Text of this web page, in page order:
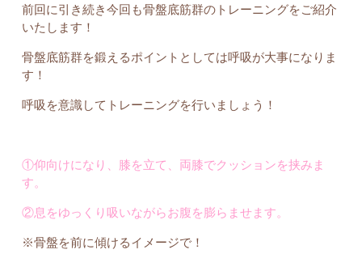
前回に引き続き今回も骨盤底筋群のトレーニングをご紹介
いたします！
骨盤底筋群を鍛えるポイントとしては呼吸が大事になりま
す！
呼吸を意識してトレーニングを行いましょう！
①仰向けになり、膝を立て、両膝でクッションを挟みま
す。
②息をゆっくり吸いながらお腹を膨らませます。
※骨盤を前に傾けるイメージで！